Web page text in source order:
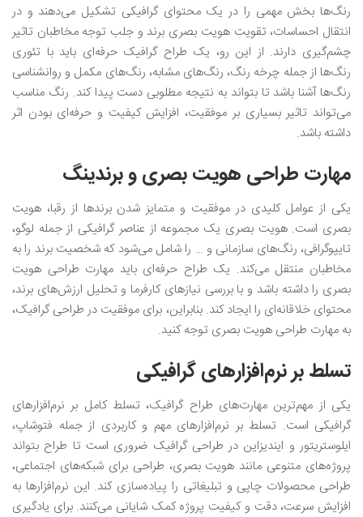
رنگ‌ها بخش مهمی را در یک محتوای گرافیکی تشکیل می‌دهند و در
انتقال احساسات، تقویت هویت بصری برند و جلب توجه مخاطبان تاثیر
چشم‌گیری دارند. از این رو، یک طراح گرافیک حرفه‌ای باید با تئوری
رنگ‌ها از جمله چرخه رنگ، رنگ‌های مشابه، رنگ‌های مکمل و روانشناسی
رنگ‌ها آشنا باشد تا بتواند به نتیجه مطلوبی دست پیدا کند. رنگ مناسب
می‌تواند تاثیر بسیاری بر موفقیت، افزایش کیفیت و حرفه‌ای بودن اثر
داشته باشد.
مهارت طراحی هویت بصری و برندینگ
یکی از عوامل کلیدی در موفقیت و متمایز شدن برندها از رقبا، هویت
بصری است. هویت بصری یک مجموعه از عناصر گرافیکی از جمله لوگو،
تایپوگرافی، رنگ‌های سازمانی و … را شامل می‌شود که شخصیت برند را به
مخاطبان منتقل می‌کند. یک طراح حرفه‌ای باید مهارت طراحی هویت
بصری را داشته باشد و با بررسی نیازهای کارفرما و تحلیل ارزش‌های برند،
محتوای خلاقانه‌ای را ایجاد کند. بنابراین، برای موفقیت در طراحی گرافیک،
به مهارت طراحی هویت بصری توجه کنید.
تسلط بر نرم‌افزارهای گرافیکی
یکی از مهم‌ترین مهارت‌های طراح گرافیک، تسلط کامل بر نرم‌افزارهای
گرافیکی است. تسلط بر نرم‌افزارهای مهم و کاربردی از جمله فتوشاپ،
ایلوستریتور و ایندیزاین در طراحی گرافیک ضروری است تا طراح بتواند
پروژه‌های متنوعی مانند هویت بصری، طراحی برای شبکه‌های اجتماعی،
طراحی محصولات چاپی و تبلیغاتی را پیاده‌سازی کند. این نرم‌افزارها به
افزایش سرعت، دقت و کیفیت پروژه کمک شایانی می‌کنند. برای یادگیری